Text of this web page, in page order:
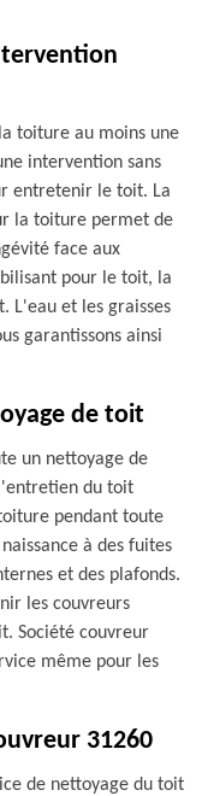
toiture au moins une
intervention sans
entretenir le toit. La
la toiture permet de
face aux
pour le toit, la
L'eau et les graisses
garantissons ainsi
de toit
un nettoyage de
du toit
pendant toute
à des fuites
et des plafonds.
les couvreurs
Société couvreur
même pour les
31260
de nettoyage du toit